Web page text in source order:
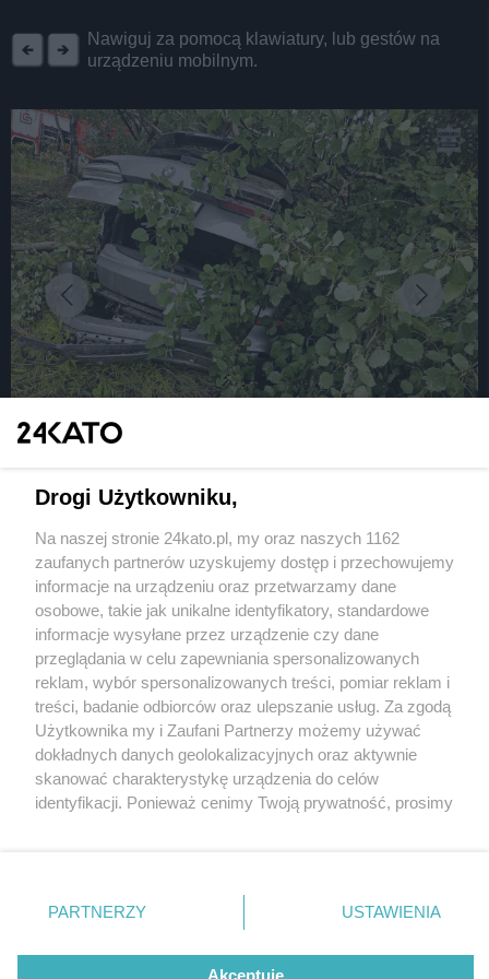
Nawiguj za pomocą klawiatury, lub gestów na
urządzeniu mobilnym.
Katowiczanin rozbił BMW na DK81. Auto
3 / 6
Kierowca BMW z Katowic
uderzyl w drzewo
Wydawca mediów lokalnych
Nie zapomnij
zapoznać się z:
polityką prywatności regulamin korzystania z portali
Twojemiasto
Piekary Śląskie
Chorzów
Tarnowskie Góry
Gliwice
Skontakuj sięz nami
Kontakt
Wydawca
Redakcja
Drogi Użytkowniku,
Na naszej stronie 24kato.pl, my oraz naszych 1162
zaufanych partnerów uzyskujemy dostęp i przechowujemy
informacje na urządzeniu oraz przetwarzamy dane
osobowe, takie jak unikalne identyfikatory, standardowe
informacje wysyłane przez urządzenie czy dane
przeglądania w celu zapewniania spersonalizowanych
reklam, wybór spersonalizowanych treści, pomiar reklam i
treści, badanie odbiorców oraz ulepszanie usług. Za zgodą
Użytkownika my i Zaufani Partnerzy możemy używać
dokładnych danych geolokalizacyjnych oraz aktywnie
skanować charakterystykę urządzenia do celów
identyfikacji. Ponieważ cenimy Twoją prywatność, prosimy
prywatności znajdujący się w lewym dolnym rogu strony
. Niektóre rodzaje przetwarzania danych nie wymagają
zgody użytkownika, ale masz prawo sprzeciwić się
takiemu przetwarzaniu. Preferencje będą miały
PARTNERZY USTAWIENIA
Akceptuję